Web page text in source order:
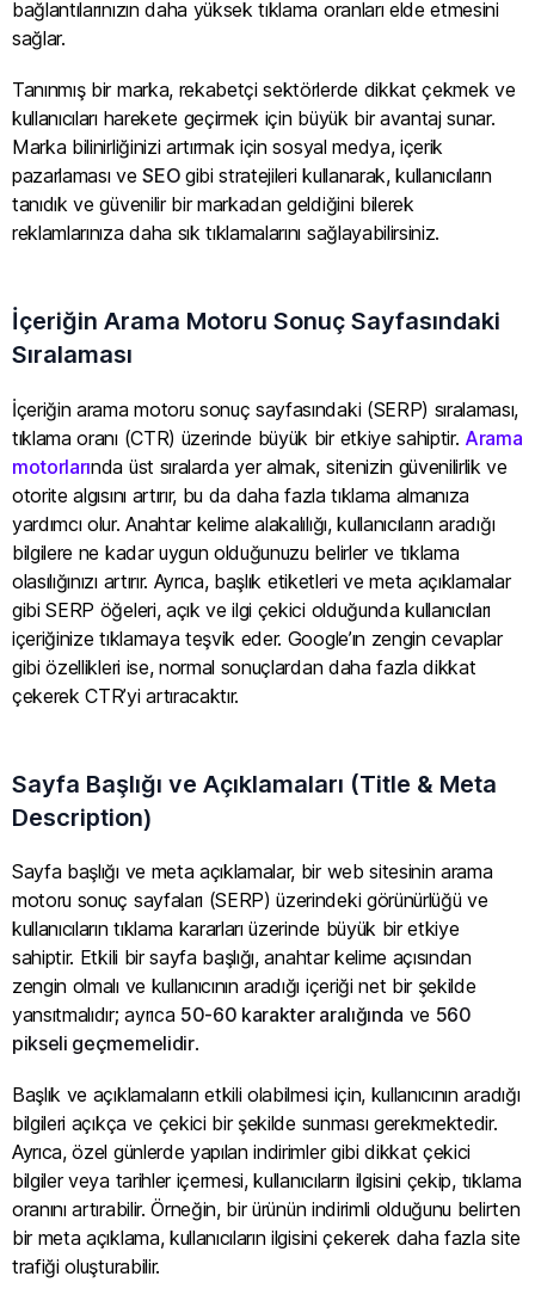
bağlantılarınızın daha yüksek tıklama oranları elde etmesini
sağlar.
Tanınmış bir marka, rekabetçi sektörlerde dikkat çekmek ve
kullanıcıları harekete geçirmek için büyük bir avantaj sunar.
Marka bilinirliğinizi artırmak için sosyal medya, içerik
pazarlaması veSEO gibi stratejileri kullanarak, kullanıcıların
tanıdık ve güvenilir bir markadan geldiğini bilerek
reklamlarınıza daha sık tıklamalarını sağlayabilirsiniz.
İçeriğin Arama Motoru Sonuç Sayfasındaki
Sıralaması
İçeriğin arama motoru sonuç sayfasındaki (SERP) sıralaması,
tıklama oranı (CTR) üzerinde büyük bir etkiye sahiptir. Arama
motorlarında üst sıralarda yer almak, sitenizin güvenilirlik ve
otorite algısını artırır, bu da daha fazla tıklama almanıza
yardımcı olur. Anahtar kelime alakalılığı, kullanıcıların aradığı
bilgilere ne kadar uygun olduğunuzu belirler ve tıklama
olasılığınızı artırır. Ayrıca, başlık etiketleri ve meta açıklamalar
gibi SERP öğeleri, açık ve ilgi çekici olduğunda kullanıcıları
içeriğinize tıklamaya teşvik eder. Google’ın zengin cevaplar
gibi özellikleri ise, normal sonuçlardan daha fazla dikkat
çekerek CTR’yi artıracaktır.
Sayfa Başlığı ve Açıklamaları (Title & Meta
Description)
Sayfa başlığı ve meta açıklamalar, bir web sitesinin arama
motoru sonuç sayfaları (SERP) üzerindeki görünürlüğü ve
kullanıcıların tıklama kararları üzerinde büyük bir etkiye
sahiptir. Etkili bir sayfa başlığı, anahtar kelime açısından
zengin olmalı ve kullanıcının aradığı içeriği net bir şekilde
yansıtmalıdır; ayrıca 50-60 karakter aralığında ve 560
pikseli geçmemelidir.
Başlık ve açıklamaların etkili olabilmesi için, kullanıcının aradığı
bilgileri açıkça ve çekici bir şekilde sunması gerekmektedir.
Ayrıca, özel günlerde yapılan indirimler gibi dikkat çekici
bilgiler veya tarihler içermesi, kullanıcıların ilgisini çekip, tıklama
oranını artırabilir. Örneğin, bir ürünün indirimli olduğunu belirten
bir meta açıklama, kullanıcıların ilgisini çekerek daha fazla site
trafiği oluşturabilir.